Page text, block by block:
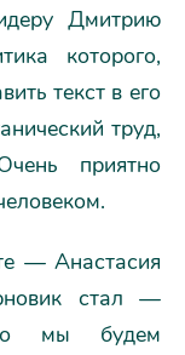
Дмитрию
которого,
текст в его
труд,
приятно
— Анастасия
стал —
мы будем